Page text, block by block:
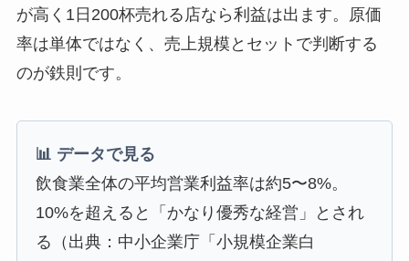
が高く1日200杯売れる店なら利益は出ます。原価
率は単体ではなく、売上規模とセットで判断する
のが鉄則です。
📊 データで見る
飲食業全体の平均営業利益率は約5〜8%。
10%を超えると「かなり優秀な経営」とされ
る（出典：中小企業庁「小規模企業白